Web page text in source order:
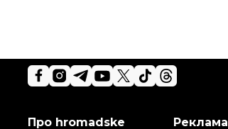
Про hromadske Реклама